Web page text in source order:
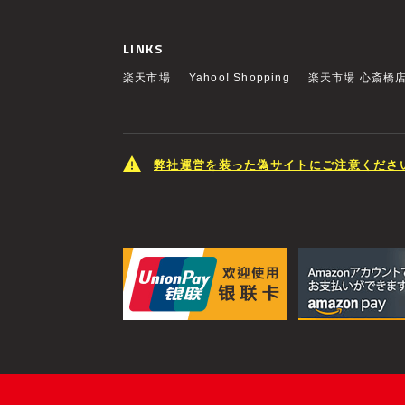
LINKS
楽天市場 Yahoo! Shopping 楽天市場 心斎橋
弊社運営を装った偽サイトにご注意くださ